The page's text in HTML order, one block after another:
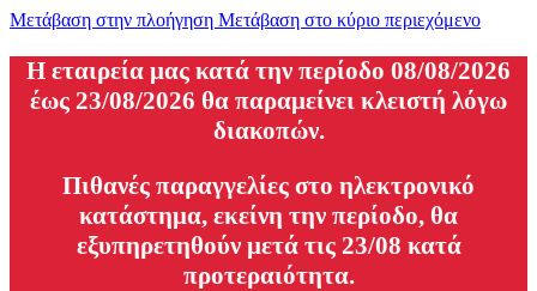
Μετάβαση στην πλοήγηση Μετάβαση στο κύριο περιεχόμενο
H εταιρεία μας κατά την περίοδο 08/08/2026
έως 23/08/2026 θα παραμείνει κλειστή λόγω
διακοπών.
Πιθανές παραγγελίες στο ηλεκτρονικό
κατάστημα, εκείνη την περίοδο, θα
εξυπηρετηθούν μετά τις 23/08 κατά
προτεραιότητα.